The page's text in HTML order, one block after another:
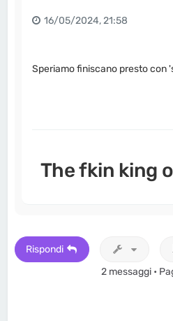
16/05/2024, 21:58
Speriamo finiscano presto con
The fkin king
Rispondi
2 messaggi •